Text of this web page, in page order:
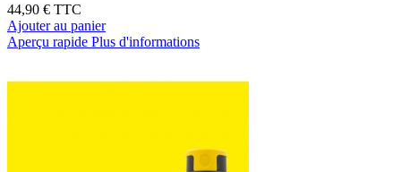
44,90 € TTC
Ajouter au panier
Aperçu rapide Plus d'informations